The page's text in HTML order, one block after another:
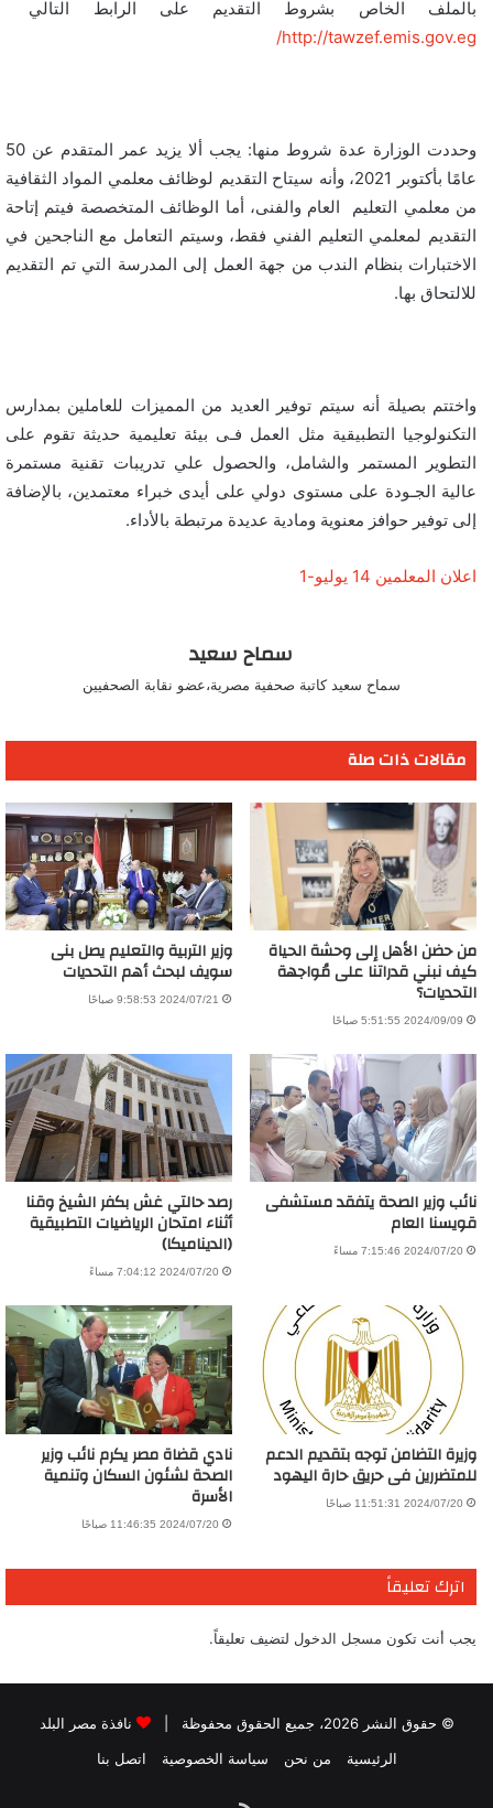
بالملف الخاص بشروط التقديم على الرابط التالي
http://tawzef.emis.gov.eg/
وحددت الوزارة عدة شروط منها: يجب ألا يزيد عمر المتقدم عن 50
عامًا بأكتوبر 2021، وأنه سيتاح التقديم لوظائف معلمي المواد الثقافية
من معلمي التعليم العام والفنى، أما الوظائف المتخصصة فيتم إتاحة
التقديم لمعلمي التعليم الفني فقط، وسيتم التعامل مع الناجحين في
الاختبارات بنظام الندب من جهة العمل إلى المدرسة التي تم التقديم
للالتحاق بها.
واختتم بصيلة أنه سيتم توفير العديد من المميزات للعاملين بمدارس
التكنولوجيا التطبيقية مثل العمل فـى بيئة تعليمية حديثة تقوم على
التطوير المستمر والشامل، والحصول علي تدريبات تقنية مستمرة
عالية الجـودة على مستوى دولي على أيدى خبراء معتمدين، بالإضافة
إلى توفير حوافز معنوية ومادية عديدة مرتبطة بالأداء.
اعلان المعلمين 14 يوليو-1
سماح سعيد
سماح سعيد كاتبة صحفية مصرية،عضو نقابة الصحفيين
مقالات ذات صلة
من حضن الأهل إلى وحشة الحياة
كيف نبني قدراتنا على مُواجهة
التحديات؟
2024/09/09 5:51:55 صباحًا
وزير التربية والتعليم يصل بنى
سويف لبحث أهم التحديات
2024/07/21 9:58:53 صباحًا
نائب وزير الصحة يتفقد مستشفى
قويسنا العام
2024/07/20 7:15:46 مساءً
رصد حالتي غش بكفر الشيخ وقنا
أثناء امتحان الرياضيات التطبيقية
(الديناميكا)
2024/07/20 7:04:12 مساءً
وزيرة التضامن توجه بتقديم الدعم
للمتضررين فى حريق حارة اليهود
2024/07/20 11:51:31 صباحًا
نادي قضاة مصر يكرم نائب وزير
الصحة لشئون السكان وتنمية
الأسرة
2024/07/20 11:46:35 صباحًا
اترك تعليقاً
يجب أنت تكون مسجل الدخول لتضيف تعليقاً.
© حقوق النشر 2026، جميع الحقوق محفوظة |
نافذة مصر البلد
الرئيسية
من نحن سياسة الخصوصية اتصل بنا